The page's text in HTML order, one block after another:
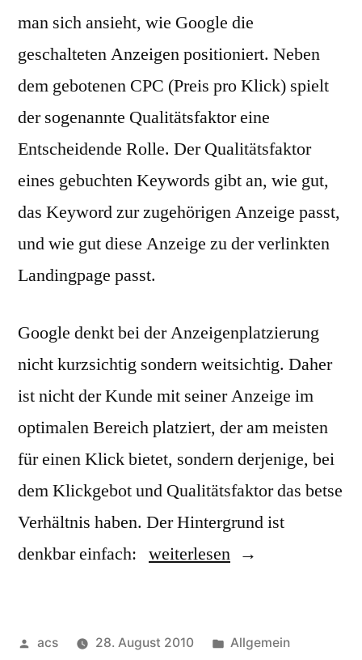
man sich ansieht, wie Google die
geschalteten Anzeigen positioniert. Neben
dem gebotenen CPC (Preis pro Klick) spielt
der sogenannte Qualitätsfaktor eine
Entscheidende Rolle. Der Qualitätsfaktor
eines gebuchten Keywords gibt an, wie gut,
das Keyword zur zugehörigen Anzeige passt,
und wie gut diese Anzeige zu der verlinkten
Landingpage passt.
Google denkt bei der Anzeigenplatzierung
nicht kurzsichtig sondern weitsichtig. Daher
ist nicht der Kunde mit seiner Anzeige im
optimalen Bereich platziert, der am meisten
für einen Klick bietet, sondern derjenige, bei
dem Klickgebot und Qualitätsfaktor das betse
Verhältnis haben. Der Hintergrund ist
denkbar einfach: „Mit
AdWords
weiterlesen
Veröffentlicht
acs 28. August 2010
Veröffentlicht
Allgemein